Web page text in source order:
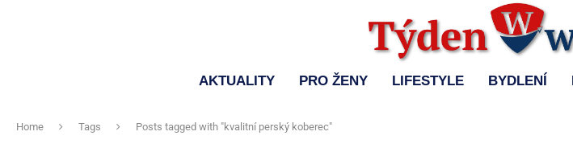
AKTUALITY PRO ŽENY LIFESTYLE BYDLENÍ
Home Tags Posts tagged with "kvalitní perský koberec"